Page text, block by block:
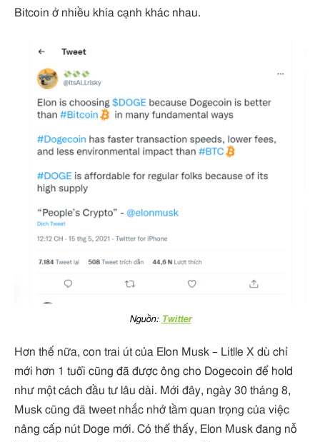
Bitcoin ở nhiều khía cạnh khác nhau.
Nguồn: Twitter
Hơn thế nữa, con trai út của Elon Musk – Litlle X dù chỉ
mới hơn 1 tuổi cũng đã được ông cho Dogecoin để hold
như một cách đầu tư lâu dài. Mới đây, ngày 30 tháng 8,
Musk cũng đã tweet nhắc nhở tầm quan trọng của việc
nâng cấp nút Doge mới. Có thể thấy, Elon Musk đang nỗ